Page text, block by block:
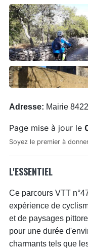
Adresse: Mairie
Page mise à jour le
Soyez le premier à
L'ESSENTIEL
Ce parcours VTT
expérience de
et de paysages
pour une durée
charmants tels que